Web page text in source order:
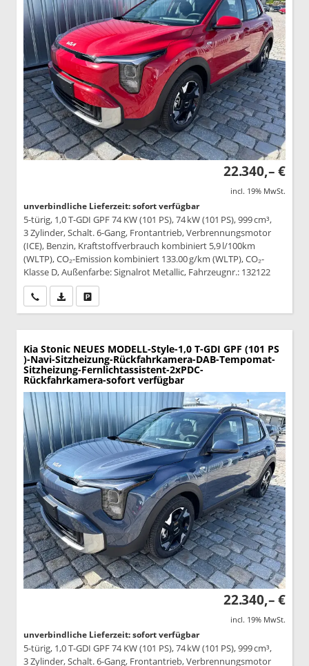
22.340,– €
incl. 19% MwSt.
unverbindliche Lieferzeit: sofort verfügbar
5-türig, 1,0 T-GDI GPF 74 KW (101 PS), 74 kW (101 PS), 999 cm³,
3 Zylinder, Schalt. 6-Gang, Frontantrieb, Verbrennungsmotor
(ICE), Benzin, Kraftstoffverbrauch kombiniert 5,9 l/100km
(WLTP), CO₂-Emission kombiniert 133.00 g/km (WLTP), CO₂-
Klasse D, Außenfarbe: Signalrot Metallic, Fahrzeugnr.: 132122
Wir rufen Sie anPDF-Datei, Fahrzeugexposé drucken
Kia Stonic NEUES MODELL-Style-1,0 T-GDI GPF (101 PS
)-Navi-Sitzheizung-Rückfahrkamera-DAB-Tempomat-
Sitzheizung-Fernlichtassistent-2xPDC-
Rückfahrkamera-sofort verfügbar
22.340,– €
incl. 19% MwSt.
unverbindliche Lieferzeit: sofort verfügbar
5-türig, 1,0 T-GDI GPF 74 KW (101 PS), 74 kW (101 PS), 999 cm³,
3 Zylinder, Schalt. 6-Gang, Frontantrieb, Verbrennungsmotor